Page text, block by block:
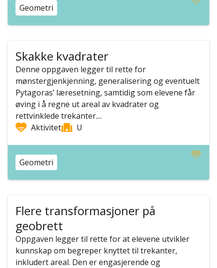
Geometri
Skakke kvadrater
Denne oppgaven legger til rette for
mønstergjenkjenning, generalisering og eventuelt
Pytagoras’ læresetning, samtidig som elevene får
øving i å regne ut areal av kvadrater og
rettvinklede trekanter....
Aktivitet
U
Geometri
Flere transformasjoner på
geobrett
Oppgaven legger til rette for at elevene utvikler
kunnskap om begreper knyttet til trekanter,
inkludert areal. Den er engasjerende og